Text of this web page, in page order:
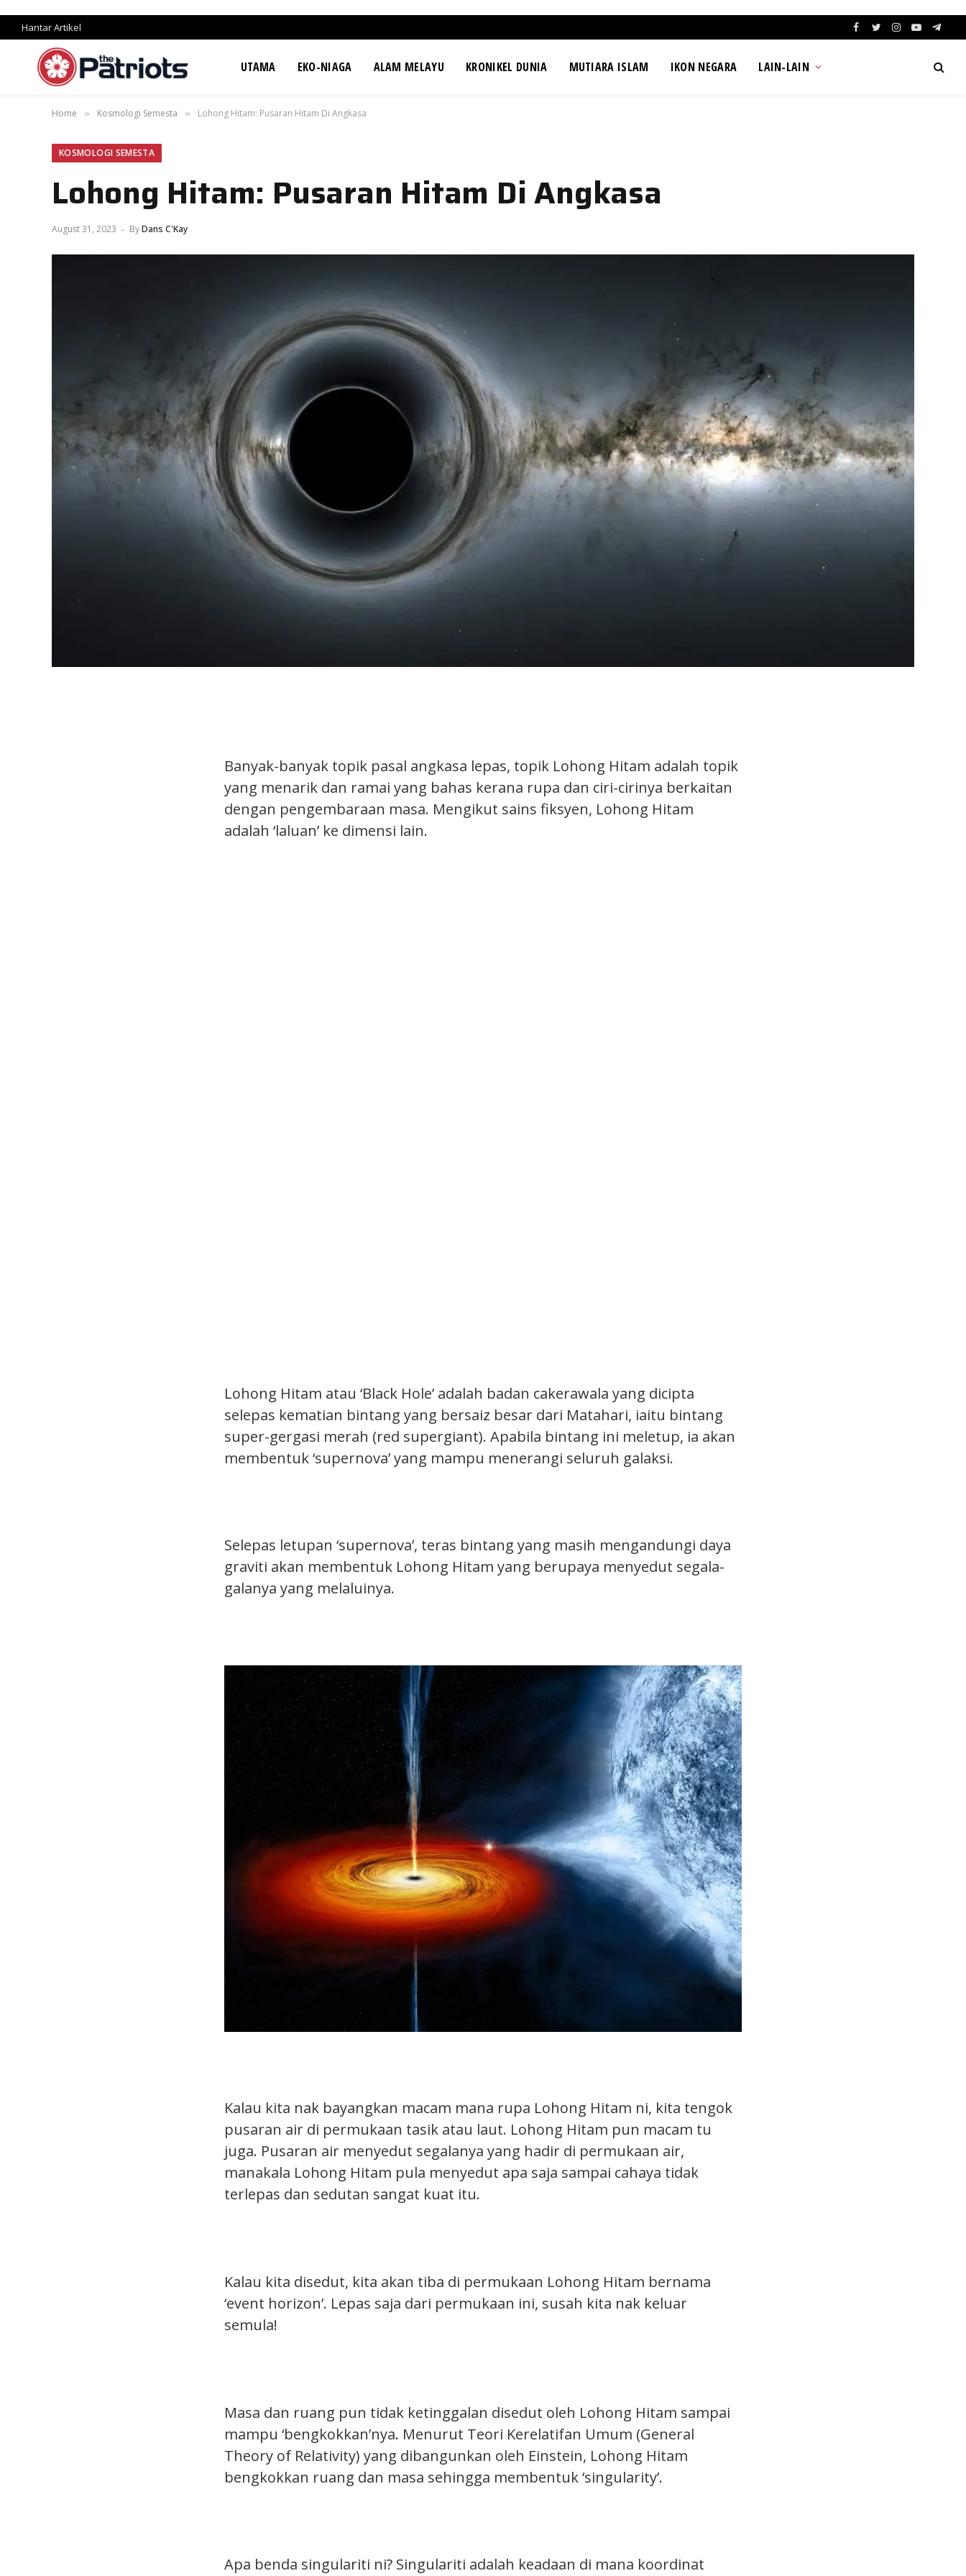
Hantar Artikel Facebook
TwitterInstagram
YouTube
UTAMA EKO-NIAGA ALAM MELAYU KRONIKEL DUNIA MUTIARA ISLAM IKON NEGARA LAIN-LAIN
Home » Kosmologi Semesta » Lohong Hitam: Pusaran Hitam Di Angkasa
KOSMOLOGI SEMESTA
Lohong Hitam: Pusaran Hitam Di Angkasa
August 31, 2023 ByDans C'Kay
Banyak-banyak topik pasal angkasa lepas, topik Lohong Hitam adalah topik
yang menarik dan ramai yang bahas kerana rupa dan ciri-cirinya berkaitan
dengan pengembaraan masa. Mengikut sains fiksyen, Lohong Hitam
adalah ‘laluan’ ke dimensi lain.
Lohong Hitam atau ‘Black Hole’ adalah badan cakerawala yang dicipta
selepas kematian bintang yang bersaiz besar dari Matahari, iaitu bintang
super-gergasi merah (red supergiant). Apabila bintang ini meletup, ia akan
membentuk ‘supernova’ yang mampu menerangi seluruh galaksi.
Selepas letupan ‘supernova’, teras bintang yang masih mengandungi daya
graviti akan membentuk Lohong Hitam yang berupaya menyedut segala-
galanya yang melaluinya.
Kalau kita nak bayangkan macam mana rupa Lohong Hitam ni, kita tengok
pusaran air di permukaan tasik atau laut. Lohong Hitam pun macam tu
juga. Pusaran air menyedut segalanya yang hadir di permukaan air,
manakala Lohong Hitam pula menyedut apa saja sampai cahaya tidak
terlepas dan sedutan sangat kuat itu.
Kalau kita disedut, kita akan tiba di permukaan Lohong Hitam bernama
‘event horizon’. Lepas saja dari permukaan ini, susah kita nak keluar
semula!
Masa dan ruang pun tidak ketinggalan disedut oleh Lohong Hitam sampai
mampu ‘bengkokkan’nya. Menurut Teori Kerelatifan Umum (General
Theory of Relativity) yang dibangunkan oleh Einstein, Lohong Hitam
bengkokkan ruang dan masa sehingga membentuk ‘singularity’.
Apa benda singulariti ni? Singulariti adalah keadaan di mana koordinat